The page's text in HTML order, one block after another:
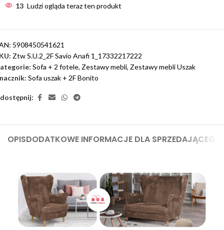
13 Ludzi ogląda teraz ten produkt
5908450541621
Ztw S.U.2_2F Savio Anafi 1_17332217222
Sofa + 2 fotele, Zestawy mebli, Zestawy mebli Uszak
Sofa uszak + 2F Bonito
OPISDODATKOWE INFORMACJE DLA SPRZEDAJĄCEGO